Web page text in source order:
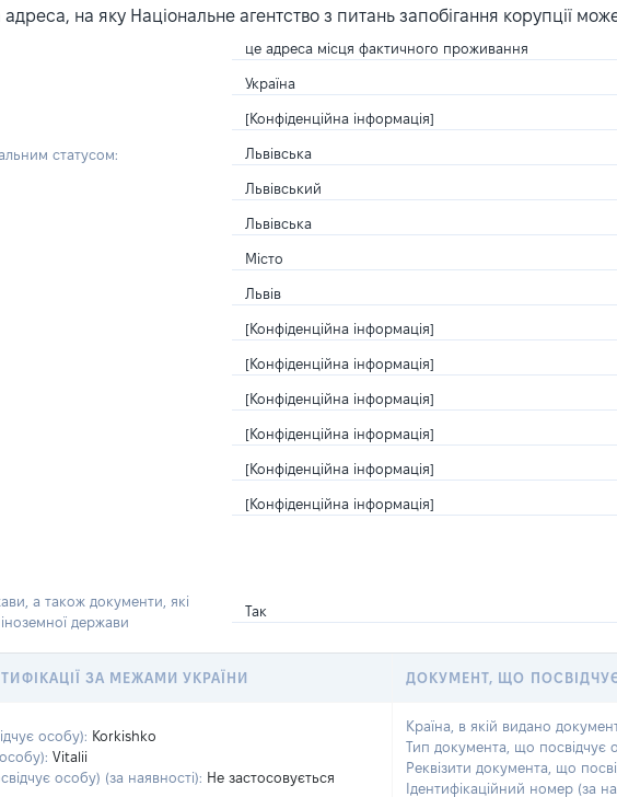
на яку Національне агентство з питань запобігання корупції
це адреса місця фактичного проживання
Україна
[Конфіденційна інформація]
статусом: Львівська
Львівський
Львівська
Місто
Львів
[Конфіденційна інформація]
[Конфіденційна інформація]
[Конфіденційна інформація]
[Конфіденційна інформація]
[Конфіденційна інформація]
[Конфіденційна інформація]
а також документи, які
держави
Так
ЗА МЕЖАМИ УКРАЇНИ ДОКУМЕНТ, ЩО
особу): Korkishko
Vitalii
особу) (за наявності): Не застосовується
Країна, в якій видано
Тип документа, що посвідчує
Реквізити документа, що
Ідентифікаційний номер (за